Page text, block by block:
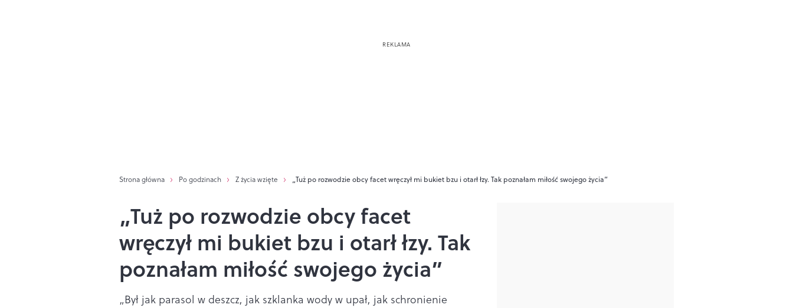
Strona główna Po godzinach Z życia wzięte „Tuż po rozwodzie obcy facet wręczył mi bukiet bzu i otarł łzy. Tak poznałam miłość swojego życia”
„Tuż po rozwodzie obcy facet
wręczył mi bukiet bzu i otarł łzy. Tak
poznałam miłość swojego życia”
„Był jak parasol w deszcz, jak szklanka wody w upał, jak schronienie